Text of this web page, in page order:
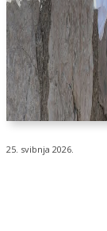
25. svibnja 2026.